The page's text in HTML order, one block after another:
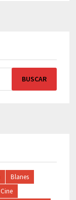
Blanes
Cine